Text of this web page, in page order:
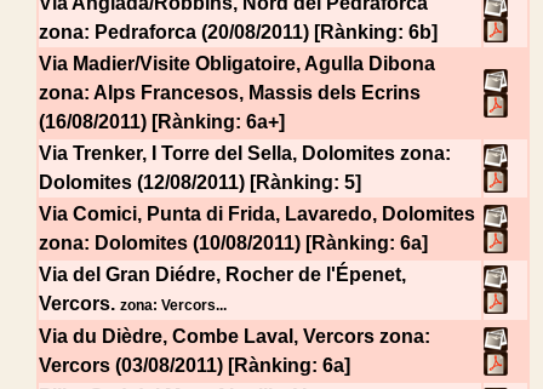
zona: Pedraforca (20/08/2011) [Rànking: 6b]
Via Madier/Visite Obligatoire, Agulla Dibona
zona: Alps Francesos, Massis dels Ecrins
(16/08/2011) [Rànking: 6a+]
Via Trenker, I Torre del Sella, Dolomites zona:
Dolomites (12/08/2011) [Rànking: 5]
Via Comici, Punta di Frida, Lavaredo, Dolomites
zona: Dolomites (10/08/2011) [Rànking: 6a]
Via del Gran Diédre, Rocher de l'Épenet,
Vercors. zona: Vercors...
Via du Dièdre, Combe Laval, Vercors zona:
Vercors (03/08/2011) [Rànking: 6a]